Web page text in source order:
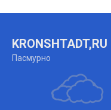
KRONSHTADT,RU
Пасмурно